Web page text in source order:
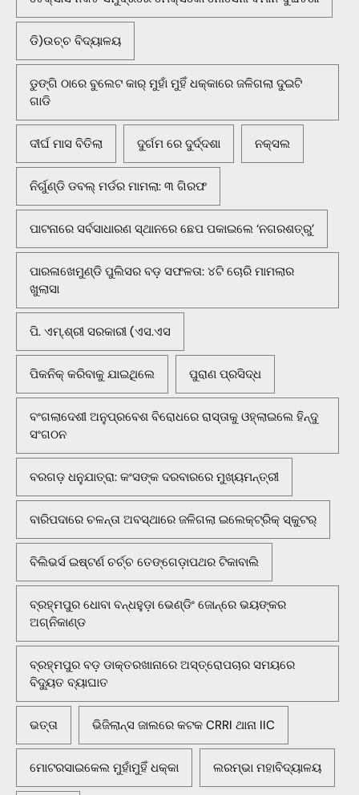
ଡି)ଉଚ୍ଚ ବିଦ୍ୟାଳୟ
ଡୁଙ୍ଗି ଠାରେ ବୁଲେଟ କାର୍ ମୁହାଁ ମୁହିଁ ଧକ୍କାରେ ଜଳିଗଲା ଦୁଇଟି
ଗାଡି
ଦୀର୍ଘ ମାସ ବିତିଲା ଦୁର୍ଗମ ରେ ଦୁର୍ଦ୍ଦଶା ନକ୍ସଲ
ନିର୍ଗୁଣ୍ଡି ଡବଲ୍ ମର୍ଡର ମାମଲା: ୩ ଗିରଫ
ପାଟନାରେ ସର୍ବସାଧାରଣ ସ୍ଥାନରେ ଛେପ ପକାଇଲେ ‘ନଗରଶତ୍ରୁ’
ପାରଳାଖେମୁଣ୍ଡି ପୁଲିସର ବଡ଼ ସଫଳତା: ୪ଟି ଚୋରି ମାମଲାର
ଖୁଲାସା
ପି. ଏମ୍.ଶ୍ରୀ ସରକାରୀ (ଏସ.ଏସ
ପିକନିକ୍‌ କରିବାକୁ ଯାଇଥିଲେ ପୁରାଣ ପ୍ରସିଦ୍ଧ
ବଂଗଲାଦେଶୀ ଅନୁପ୍ରବେଶ ବିରୋଧରେ ରାସ୍ତାକୁ ଓହ୍ଲାଇଲେ ହିନ୍ଦୁ
ସଂଗଠନ
ବରଗଡ଼ ଧନୁଯାତ୍ରା: କଂସଙ୍କ ଦରବାରରେ ମୁଖ୍ୟମନ୍ତ୍ରୀ
ବାରିପଦାରେ ଚଳନ୍ତା ଅବସ୍ଥାରେ ଜଳିଗଲା ଇଲେକ୍ଟ୍ରିକ୍ ସ୍କୁଟର୍
ବିଲିଭର୍ସ ଇଷ୍ଟର୍ଣ ଚର୍ଚ୍ଚ ତେଙ୍ଗେଡ଼ାପଥର ଟିକାବାଲି
ବ୍ରହ୍ମପୁର ଧୋବା ବନ୍ଧହୁଡ଼ା ଭେଣ୍ଡିଂ ଜୋନ୍‌ରେ ଭୟଙ୍କର
ଅଗ୍ନିକାଣ୍ଡ
ବ୍ରହ୍ମପୁର ବଡ଼ ଡାକ୍ତରଖାନାରେ ଅସ୍ତ୍ରୋପଚାର ସମୟରେ
ବିଦ୍ୟୁତ ବ୍ୟାଘାତ
ଭତ୍ତା ଭିଜିଲାନ୍ସ ଜାଲରେ କଟକ CRRI ଥାନା IIC
ମୋଟରସାଇକେଲ ମୁହାଁମୁହିଁ ଧକ୍କା ଲରମ୍ଭା ମହାବିଦ୍ୟାଳୟ